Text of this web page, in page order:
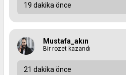
19 dakika önce
Mustafa_akın
Bir rozet kazandı
21 dakika önce